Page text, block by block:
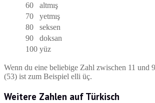
60
altmış
70
yetmış
80
seksen
90
doksan
100 yüz
Wenn du eine beliebige Zahl zwischen 11 und
(53) ist zum Beispiel elli üç.
Weitere Zahlen auf Türkisch